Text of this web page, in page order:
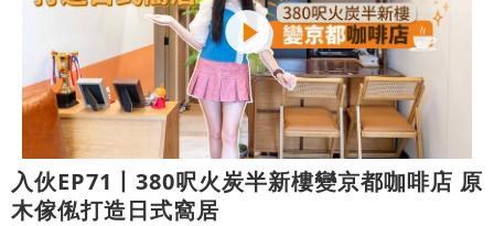
入伙EP71丨380呎火炭半新樓變京都咖啡店 原
木傢俬打造日式窩居